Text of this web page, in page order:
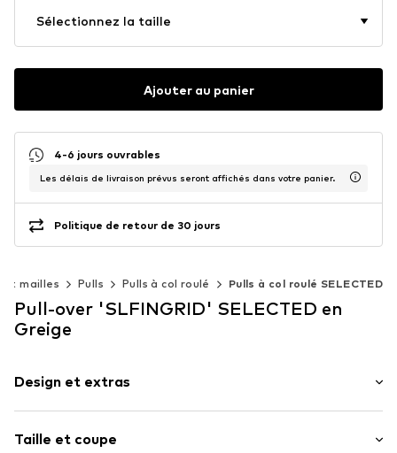
Sélectionnez la taille
Ajouter au panier
4-6 jours ouvrables
Les délais de livraison prévus seront affichés dans votre panier.
Politique de retour de 30 jours
et mailles Pulls Pulls à col roulé Pulls à col roulé SELECTED
Pull-over 'SLFINGRID' SELECTED en
Greige
Design et extras
Mailles
Taille et coupe